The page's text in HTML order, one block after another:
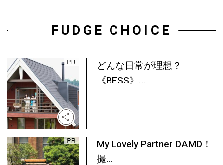
FUDGE CHOICE
どんな日常が理想？
《BESS》...
My Lovely Partner DAMD！
撮...